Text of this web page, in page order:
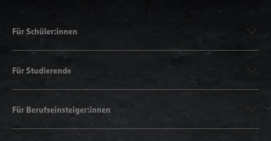
Für Schüler:innen
Für Studierende
Für Berufseinsteiger:innen